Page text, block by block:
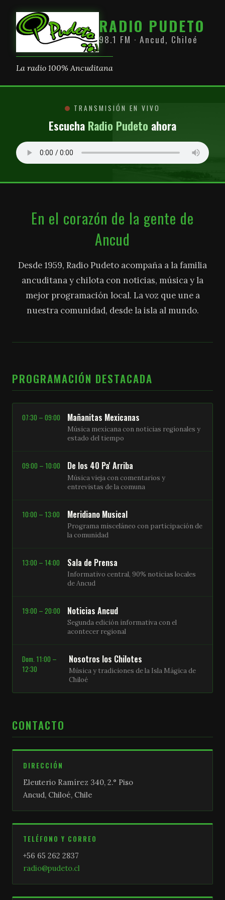
RADIO PUDETO
98.1 FM · Ancud, Chiloé
La radio 100% Ancuditana
TRANSMISIÓN EN VIVO
Escucha Radio Pudeto ahora
En el corazón de la gente de
Ancud
Desde 1959, Radio Pudeto acompaña a la familia
ancuditana y chilota con noticias, música y la
mejor programación local. La voz que une a
nuestra comunidad, desde la isla al mundo.
PROGRAMACIÓN DESTACADA
07:30 – 09:00 Mañanitas Mexicanas
Música mexicana con noticias regionales y
estado del tiempo
09:00 – 10:00 De los 40 Pa' Arriba
Música vieja con comentarios y
entrevistas de la comuna
10:00 – 13:00 Meridiano Musical
Programa misceláneo con participación de
la comunidad
13:00 – 14:00 Sala de Prensa
Informativo central, 90% noticias locales
de Ancud
19:00 – 20:00 Noticias Ancud
Segunda edición informativa con el
acontecer regional
Dom. 11:00 –
12:30
Nosotros los Chilotes
Música y tradiciones de la Isla Mágica de
Chiloé
CONTACTO
DIRECCIÓN
Eleuterio Ramírez 340, 2.° Piso
Ancud, Chiloé, Chile
TELÉFONO Y CORREO
+56 65 262 2837
radio@pudeto.cl